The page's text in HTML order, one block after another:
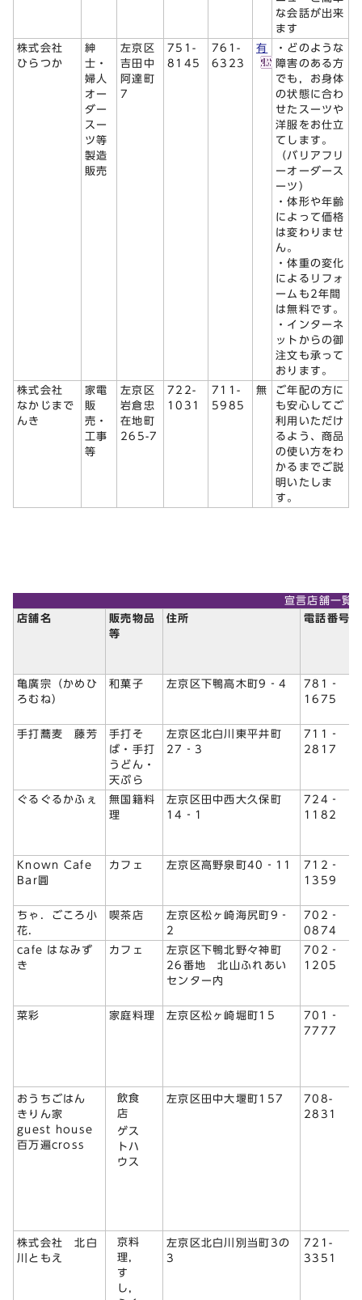
な会話が出来
ます
株式会社
ひらつか
紳
士・
婦人
オー
ダー
スー
ツ等
製造
販売
左京区
吉田中
阿達町
7
751-
8145
761-
6323
有
・どのような
障害のある方
でも，お身体
の状態に合わ
せたスーツや
洋服をお仕立
てします。
（バリアフリ
ーオーダース
ーツ）
・体形や年齢
によって価格
は変わりませ
ん。
・体重の変化
によるリフォ
ームも2年間
は無料です。
・インターネ
ットからの御
注文も承って
おります。
株式会社
なかじまで
んき
家電
販
売・
工事
等
左京区
岩倉忠
在地町
265-7
722-
1031
711-
5985
無
ご年配の方に
も安心してご
利用いただけ
るよう、商品
の使い方をわ
かるまでご説
明いたしま
す。
宣言店舗一覧
店舗名
販売物品
等
住所 電話番号
亀廣宗（かめひ
ろむね）
和菓子 左京区下鴨高木町9‐4
781‐
1675
手打蕎麦 藤芳
手打そ
ば・手打
うどん・
天ぷら
左京区北白川東平井町
27‐3
711‐
2817
ぐるぐるかふぇ
無国籍料
理
左京区田中西大久保町
14‐1
724‐
1182
Known Cafe
Bar圓
カフェ 左京区高野泉町40‐11
712‐
1359
ちゃ．ごころ小
花．
喫茶店
左京区松ヶ崎海尻町9‐
2
702‐
0874
cafe はなみず
き
カフェ
左京区下鴨北野々神町
26番地 北山ふれあい
センター内
702‐
1205
菜彩 家庭料理 左京区松ヶ崎堀町15
701‐
7777
おうちごはん
きりん家
guest house
百万遍cross
飲食
店
ゲス
トハ
ウス
左京区田中大堰町157
708-
2831
株式会社 北白
川ともえ
京料
理，
す
し，
左京区北白川別当町3の
3
721-
3351